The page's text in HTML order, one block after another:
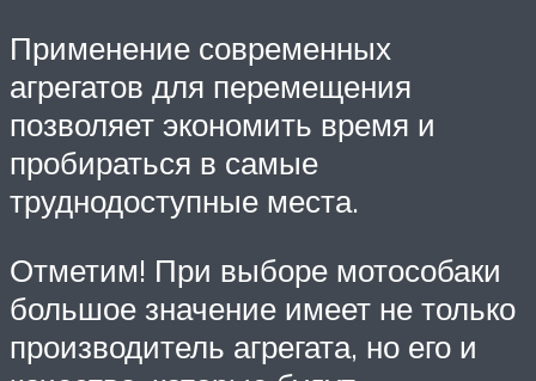
Применение современных
агрегатов для перемещения
позволяет экономить время и
пробираться в самые
труднодоступные места.
Отметим! При выборе мотособаки
большое значение имеет не только
производитель агрегата, но его и